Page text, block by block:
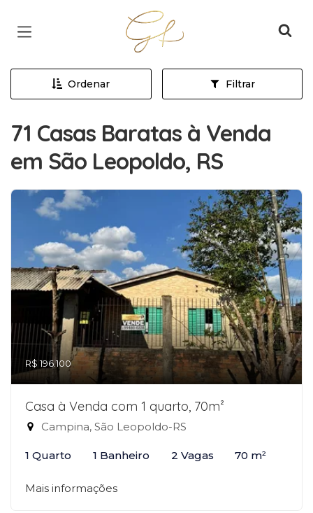
Página inicial
Ordenar Filtrar
71 Casas Baratas à Venda
em São Leopoldo, RS
R$ 196.100
Casa à Venda com 1 quarto, 70m²
Campina, São Leopoldo-RS
1 Quarto 1 Banheiro 2 Vagas 70 m²
Mais informações